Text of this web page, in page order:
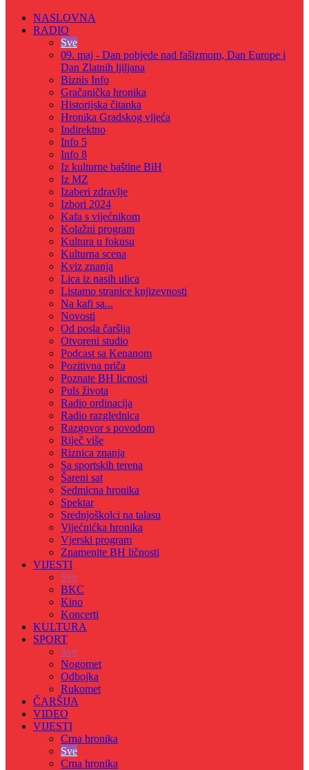
NASLOVNA
RADIO
Sve
09. maj - Dan pobjede nad fašizmom, Dan Europe i
Dan Zlatnih ljiljana
Biznis Info
Gračanička hronika
Historijska čitanka
Hronika Gradskog vijeća
Indirektno
Info 5
Info 8
Iz kulturne baštine BiH
Iz MZ
Izaberi zdravlje
Izbori 2024
Kafa s vijećnikom
Kolažni program
Kultura u fokusu
Kulturna scena
Kviz znanja
Lica iz nasih ulica
Listamo stranice knjizevnosti
Na kafi sa...
Novosti
Od posla čaršija
Otvoreni studio
Podcast sa Kenanom
Pozitivna priča
Poznate BH licnosti
Puls života
Radio ordinacija
Radio razglednica
Razgovor s povodom
Riječ više
Riznica znanja
Sa sportskih terena
Šareni sat
Sedmicna hronika
Spektar
Srednjoškolci na talasu
Vijećnićka hronika
Vjerski program
Znamenite BH ličnosti
VIJESTI
Sve
BKC
Kino
Koncerti
KULTURA
SPORT
Sve
Nogomet
Odbojka
Rukomet
ČARŠIJA
VIDEO
VIJESTI
Crna hronika
Sve
Crna hronika